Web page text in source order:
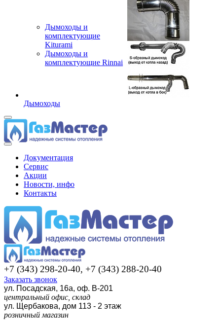
Дымоходы и
комплектующие
Kiturami
Дымоходы и
комплектующие Rinnai
Дымоходы
Документация
Сервис
Акции
Новости, инфо
Контакты
+7 (343) 298-20-40, +7 (343) 288-20-40
Заказать звонок
ул. Посадская, 16а, оф. В-201
центральный офис, склад
ул. Щербакова, дом 113 - 2 этаж
розничный магазин